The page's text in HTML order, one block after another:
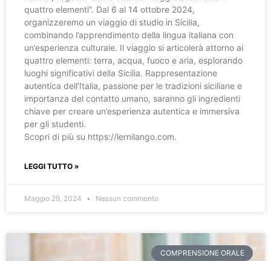
quattro elementi”. Dal 6 al 14 ottobre 2024,
organizzeremo un viaggio di studio in Sicilia,
combinando l’apprendimento della lingua italiana con
un’esperienza culturale. Il viaggio si articolerà attorno ai
quattro elementi: terra, acqua, fuoco e aria, esplorando
luoghi significativi della Sicilia. Rappresentazione
autentica dell’Italia, passione per le tradizioni siciliane e
importanza del contatto umano, saranno gli ingredienti
chiave per creare un’esperienza autentica e immersiva
per gli studenti.
Scopri di più su https://lernilango.com.
LEGGI TUTTO »
Maggio 29, 2024 Nessun commento
COMPRENSIONE ORALE